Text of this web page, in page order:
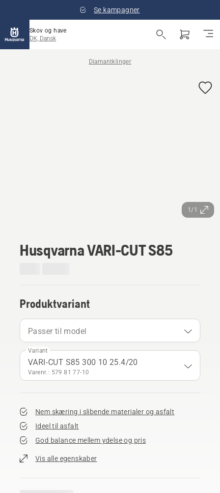
Se kampagner
Skov og have
DK, Dansk
Diamantklinger
1/1
Husqvarna VARI-CUT S85
Produktvariant
Passer til model
Variant
VARI-CUT S85 300 10 25.4/20
Varenr.: 579 81 77‑10
Nem skæring i slibende materialer og asfalt
Ideel til asfalt
God balance mellem ydelse og pris
Vis alle egenskaber